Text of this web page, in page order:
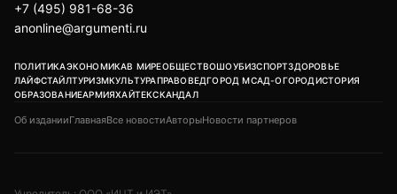
+7 (495) 981-68-36
anonline@argumenti.ru
ПОЛИТИКАЭКОНОМИКАВ МИРЕОБЩЕСТВОШОУБИЗСПОРТЗДОРОВЬЕ
ЛАЙФСТАЙЛТУРИЗМКУЛЬТУРАПРАВОВЕДГОРОД МСАД-ОГОРОДИСТОРИЯ
ОБРАЗОВАНИЕАРМИЯХАЙТЕКСКАНДАЛ
Об изданииГлавнаяВсе новостиАвторыНовости партнеров